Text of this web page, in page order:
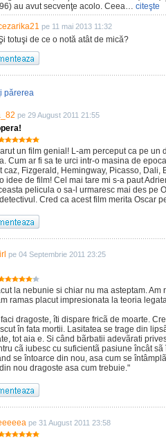
au avut secvenţe acolo. Ceea… citeşte
pe 11 mai 2013 11:32
totuşi de ce o notă atât de mică?
părerea
pe 29 August 2011 21:55
un film genial! L-am perceput ca pe un
Cum ar fi sa te urci intr-o masina de
caz, Fizgerald, Hemingway, Picasso, Dali,
idee de film! Cel mai tare mi s-a paut
pelicula o sa-l urmaresc mai des pe
Cred ca acest film merita Oscar
pe 04 Septembrie 2011 23:25
la nebunie si chiar nu ma asteptam. Am
ramas placut impresionata la teoria
dragoste, îti dispare fricã de moarte.
în fata mortii. Lasitatea se trage din
tot aia e. Si când bãrbatii adevãrati
cã iubesc cu suficientã pasiune încât
se întoarce din nou, asa cum se
nou dragoste asa cum trebuie."
pe 31 August 2011 23:58